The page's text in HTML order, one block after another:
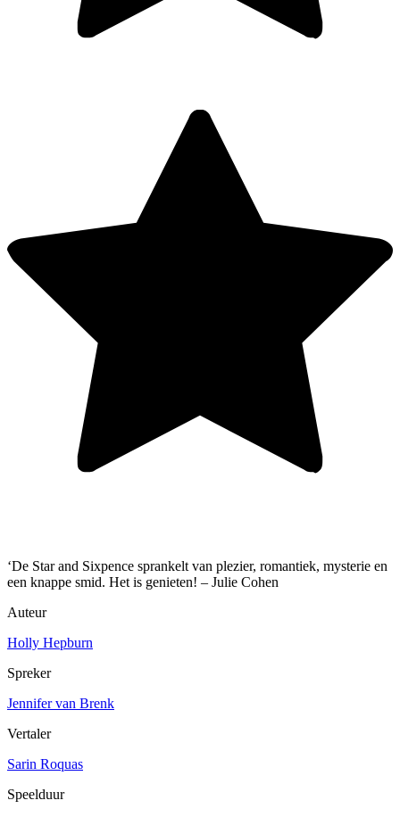
‘De Star and Sixpence sprankelt van plezier, romantiek, mysterie en
een knappe smid. Het is genieten! – Julie Cohen
Auteur
Holly Hepburn
Spreker
Jennifer van Brenk
Vertaler
Sarin Roquas
Speelduur